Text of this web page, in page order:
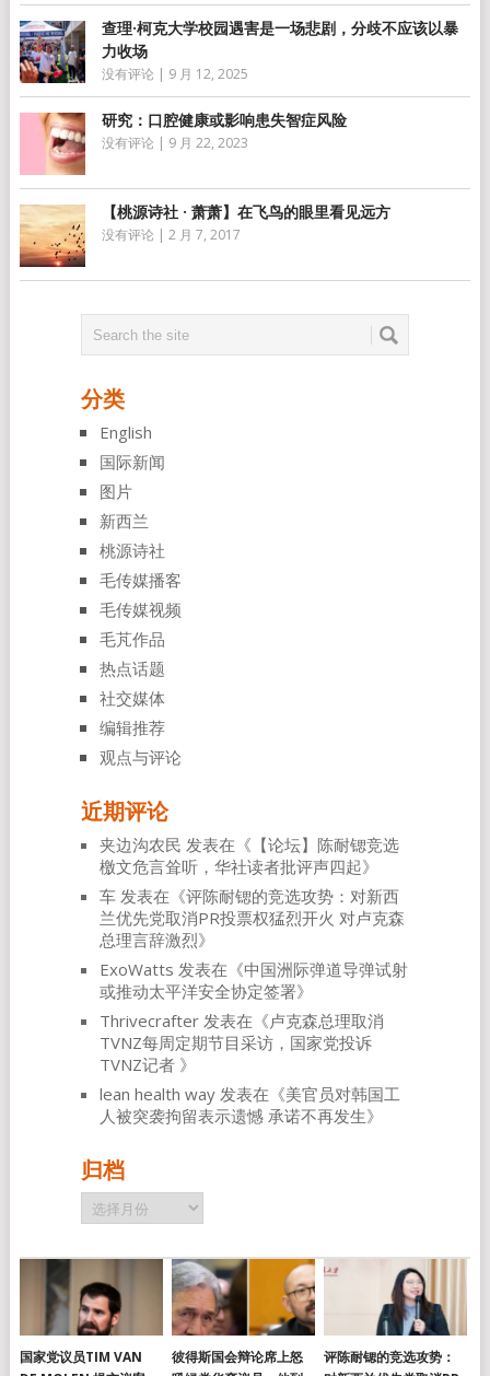
查理·柯克大学校园遇害是一场悲剧，分歧不应该以暴
力收场
没有评论 | 9 月 12, 2025
研究：口腔健康或影响患失智症风险
没有评论 | 9 月 22, 2023
【桃源诗社 · 萧萧】在飞鸟的眼里看见远方
没有评论 | 2 月 7, 2017
分类
English
国际新闻
图片
新西兰
桃源诗社
毛传媒播客
毛传媒视频
毛芃作品
热点话题
社交媒体
编辑推荐
观点与评论
近期评论
夹边沟农民 发表在《 【论坛】陈耐锶竞选
檄文危言耸听，华社读者批评声四起》
车发表在《评陈耐锶的竞选攻势：对新西
兰优先党取消PR投票权猛烈开火 对卢克森
总理言辞激烈》
ExoWatts 发表在《中国洲际弹道导弹试射
或推动太平洋安全协定签署》
Thrivecrafter发表在《卢克森总理取消
TVNZ每周定期节目采访，国家党投诉
TVNZ记者 》
lean health way发表在《美官员对韩国工
人被突袭拘留表示遗憾 承诺不再发生》
归档
归
档
国家党议员TIM VAN
彼得斯国会辩论席上怒
评陈耐锶的竞选攻势：